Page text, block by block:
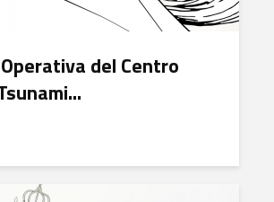
del Centro